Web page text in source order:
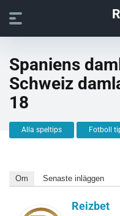
Spaniens
Schweiz
18
Alla speltips Fotboll
Om Senaste inläggen
Reizbet